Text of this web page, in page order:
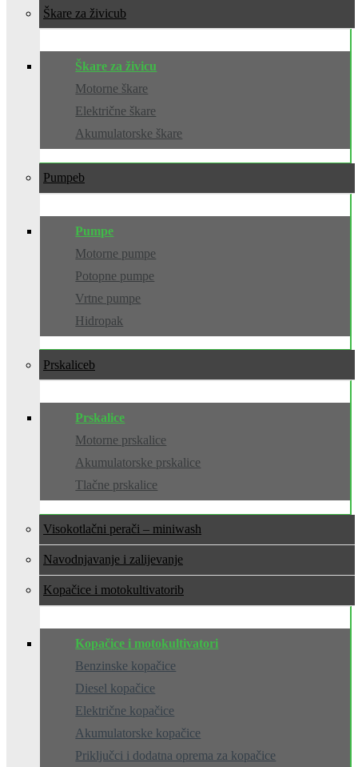
Škare za živicu
Škare za živicu
Motorne škare
Električne škare
Akumulatorske škare
Pumpe
Pumpe
Motorne pumpe
Potopne pumpe
Vrtne pumpe
Hidropak
Prskalice
Prskalice
Motorne prskalice
Akumulatorske prskalice
Tlačne prskalice
Visokotlačni perači – miniwash
Navodnjavanje i zalijevanje
Kopačice i motokultivatori
Kopačice i motokultivatori
Benzinske kopačice
Diesel kopačice
Električne kopačice
Akumulatorske kopačice
Priključci i dodatna oprema za kopačice